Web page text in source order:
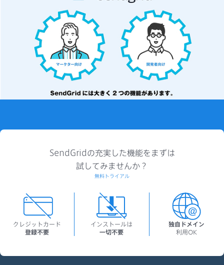
クレジットカード
登録不要
インストールは
一切不要
独自ドメイン
利用OK
SendGridの充実した機能をまずは
試してみませんか？
無料トライアル